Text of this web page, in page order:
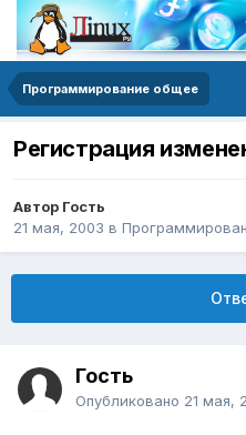
Программирование общее
Регистрация
Автор Гость
21 мая, 2003 в
Гость
Опубликовано 21 мая,